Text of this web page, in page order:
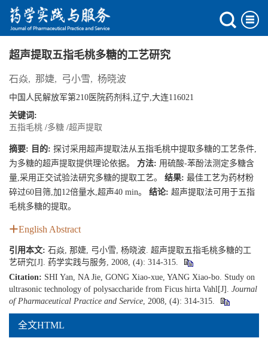
超声提取五指毛桃多糖的工艺研究
石焱, 那婕, 弓小雪, 杨晓波
中国人民解放军第210医院药剂科,辽宁,大连116021
关键词:
五指毛桃 /多糖 /超声提取
摘要: 目的: 探讨采用超声提取法从五指毛桃中提取多糖的工艺条件,
为多糖的超声提取提供理论依据。 方法: 用硫酸-苯酚法测定多糖含
量,采用正交试验法研究多糖的提取工艺。 结果: 最佳工艺为药材粉
碎过60目筛,加12倍量水,超声40 min。 结论: 超声提取法可用于五指
毛桃多糖的提取。
English Abstract
引用本文: 石焱, 那婕, 弓小雪, 杨晓波. 超声提取五指毛桃多糖的工
艺研究[J]. 药学实践与服务, 2008, (4): 314-315.
Citation: SHI Yan, NA Jie, GONG Xiao-xue, YANG Xiao-bo. Study on
ultrasonic technology of polysaccharide from Ficus hirta Vahl[J]. Journal
of Pharmaceutical Practice and Service , 2008, (4): 314-315.
全文HTML